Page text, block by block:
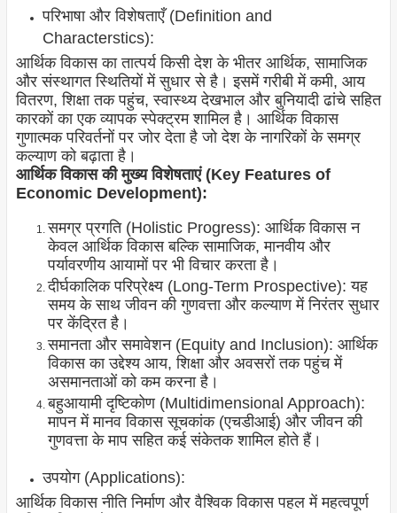
परिभाषा और विशेषताएँ (Definition and
Characterstics):
आर्थिक विकास का तात्पर्य किसी देश के भीतर आर्थिक, सामाजिक
और संस्थागत स्थितियों में सुधार से है। इसमें गरीबी में कमी, आय
वितरण, शिक्षा तक पहुंच, स्वास्थ्य देखभाल और बुनियादी ढांचे सहित
कारकों का एक व्यापक स्पेक्ट्रम शामिल है। आर्थिक विकास
गुणात्मक परिवर्तनों पर जोर देता है जो देश के नागरिकों के समग्र
कल्याण को बढ़ाता है।
आर्थिक विकास की मुख्य विशेषताएं (Key Features of
Economic Development):
समग्र प्रगति (Holistic Progress): आर्थिक विकास न
केवल आर्थिक विकास बल्कि सामाजिक, मानवीय और
पर्यावरणीय आयामों पर भी विचार करता है।
दीर्घकालिक परिप्रेक्ष्य (Long-Term Prospective): यह
समय के साथ जीवन की गुणवत्ता और कल्याण में निरंतर सुधार
पर केंद्रित है।
समानता और समावेशन (Equity and Inclusion): आर्थिक
विकास का उद्देश्य आय, शिक्षा और अवसरों तक पहुंच में
असमानताओं को कम करना है।
बहुआयामी दृष्टिकोण (Multidimensional Approach):
मापन में मानव विकास सूचकांक (एचडीआई) और जीवन की
गुणवत्ता के माप सहित कई संकेतक शामिल होते हैं।
उपयोग (Applications):
आर्थिक विकास नीति निर्माण और वैश्विक विकास पहल में महत्वपूर्ण